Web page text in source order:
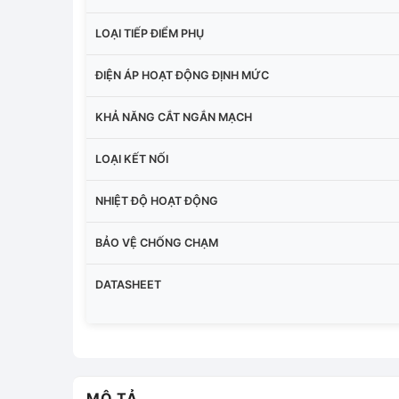
LOẠI TIẾP ĐIỂM PHỤ
ĐIỆN ÁP HOẠT ĐỘNG ĐỊNH MỨC
KHẢ NĂNG CẮT NGẮN MẠCH
LOẠI KẾT NỐI
NHIỆT ĐỘ HOẠT ĐỘNG
BẢO VỆ CHỐNG CHẠM
DATASHEET